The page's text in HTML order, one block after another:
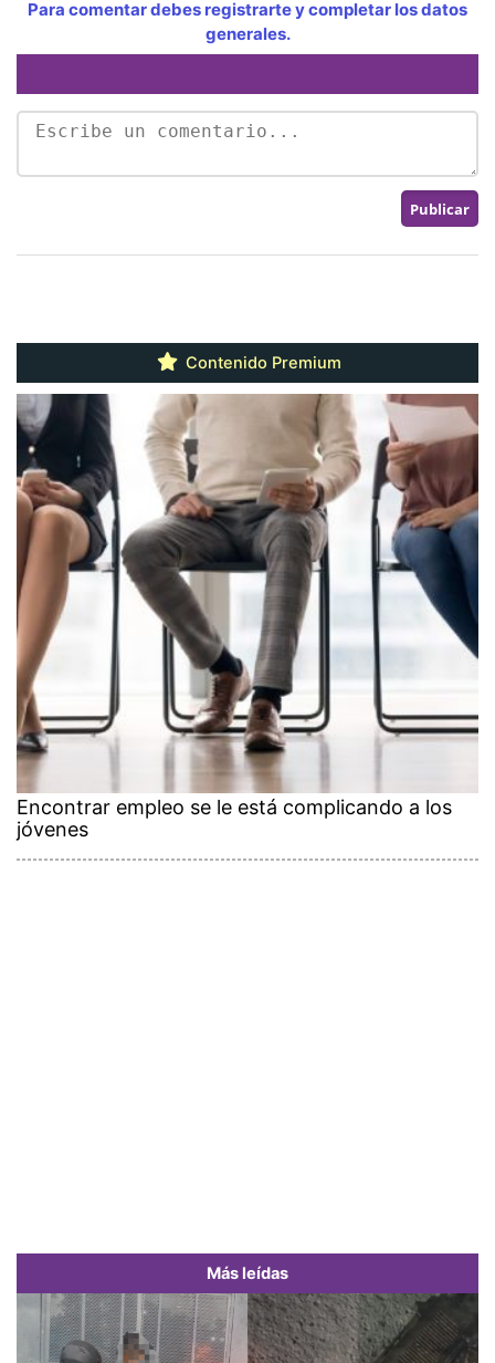
Para comentar debes registrarte y completar los datos
generales.
Contenido Premium
Encontrar empleo se le está complicando a los
jóvenes
Más leídas